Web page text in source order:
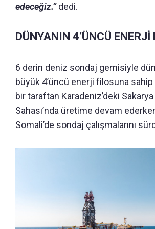
edeceğiz.”dedi.
DÜNYANIN 4’ÜNCÜ ENERJİ
6 derin deniz sondaj gemisiyle
büyük 4’üncü enerji filosuna
bir taraftan Karadeniz’deki Sakarya
Sahası’nda üretime devam
Somali’de sondaj çalışmalarını